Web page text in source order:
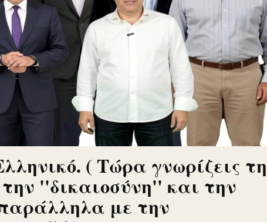
( Τώρα γνωρίζεις
''δικαιοσύνη'' και την
με την